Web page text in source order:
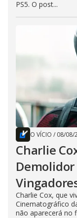
PS5. O post...
O VÍCIO / 08/08/
Charlie
Charlie Cox, que
Cinematográfico
não aparecerá no